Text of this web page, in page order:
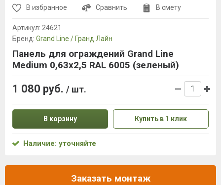
В избранное Сравнить В смету
Артикул: 24621
Бренд: Grand Line / Гранд Лайн
Панель для ограждений Grand Line
Medium 0,63x2,5 RAL 6005 (зеленый)
1 080 руб. / шт.
В корзину Купить в 1 клик
Наличие: уточняйте
Заказать монтаж